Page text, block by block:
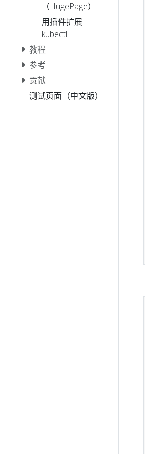
（HugePage）
用插件扩展
kubectl
教程
参考
贡献
测试页面（中文版）